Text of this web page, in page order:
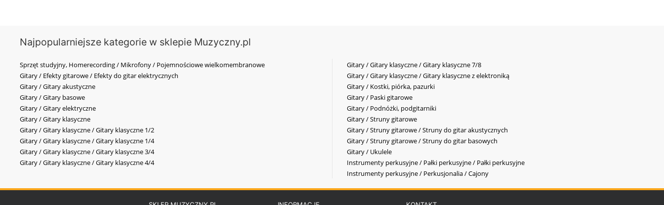
Najpopularniejsze kategorie w sklepie Muzyczny.pl
Sprzęt studyjny, Homerecording / Mikrofony / Pojemnościowe wielkomembranowe
Gitary / Efekty gitarowe / Efekty do gitar elektrycznych
Gitary / Gitary akustyczne
Gitary / Gitary basowe
Gitary / Gitary elektryczne
Gitary / Gitary klasyczne
Gitary / Gitary klasyczne / Gitary klasyczne 1/2
Gitary / Gitary klasyczne / Gitary klasyczne 1/4
Gitary / Gitary klasyczne / Gitary klasyczne 3/4
Gitary / Gitary klasyczne / Gitary klasyczne 4/4
Gitary / Gitary klasyczne / Gitary klasyczne 7/8
Gitary / Gitary klasyczne / Gitary klasyczne z elektroniką
Gitary / Kostki, piórka, pazurki
Gitary / Paski gitarowe
Gitary / Podnóżki, podgitarniki
Gitary / Struny gitarowe
Gitary / Struny gitarowe / Struny do gitar akustycznych
Gitary / Struny gitarowe / Struny do gitar basowych
Gitary / Ukulele
Instrumenty perkusyjne / Pałki perkusyjne / Pałki perkusyjne
Instrumenty perkusyjne / Perkusjonalia / Cajony